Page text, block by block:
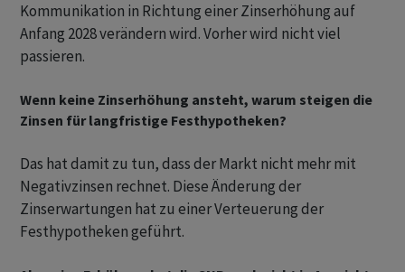
Kommunikation in Richtung einer Zinserhöhung auf
Anfang 2028 verändern wird. Vorher wird nicht viel
passieren.
Wenn keine Zinserhöhung ansteht, warum steigen die
Zinsen für langfristige Festhypotheken?
Das hat damit zu tun, dass der Markt nicht mehr mit
Negativzinsen rechnet. Diese Änderung der
Zinserwartungen hat zu einer Verteuerung der
Festhypotheken geführt.